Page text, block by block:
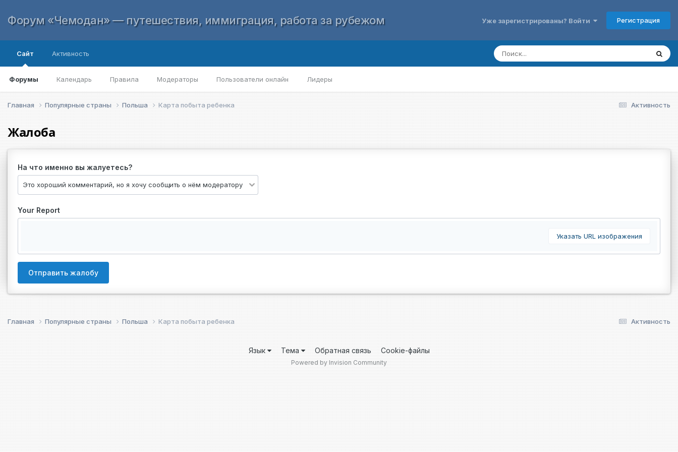
Форум «Чемодан» — путешествия, иммиграция, работа за рубежом Уже зарегистрированы? Войти Регистрация
Сайт
Форумы Календарь Правила Модераторы Пользователи онлайн Лидеры
Активность
Активность
Главная Популярные страны Польша Карта побыта ребенка
Жалоба
На что именно вы жалуетесь?
Your Report
Указать URL изображения
Отправить жалобу
Активность
Главная Популярные страны Польша Карта побыта ребенка
Язык Тема Обратная связь Cookie-файлы
Powered by Invision Community